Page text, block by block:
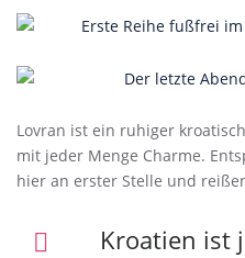
Lovran ist ein ruhiger
mit jeder Menge Charme.
hier an erster Stelle und
Kroatien ist